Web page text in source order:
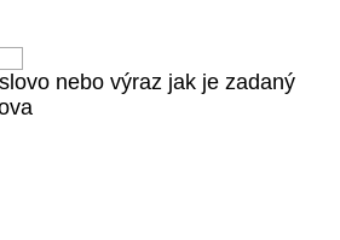
nebo výraz jak je zadaný